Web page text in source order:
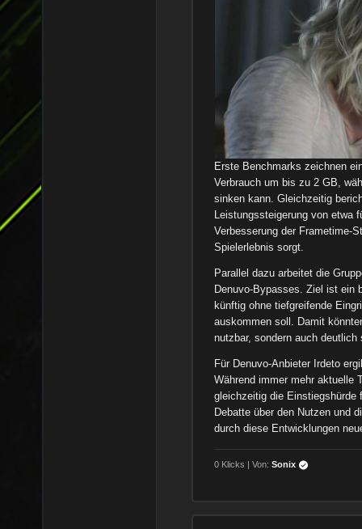
Erste Benchmarks zeichnen
Verbrauch um bis zu 2 GB,
sinken kann. Gleichzeitig
Leistungssteigerung von
Verbesserung der Frametime-
Spielerlebnis sorgt.
Parallel dazu arbeitet die
Denuvo-Bypasses. Ziel ist ein
künftig ohne tiefgreifende
auskommen soll. Damit
nutzbar, sondern auch deutlich
Für Denuvo-Anbieter Irdeto
Während immer mehr aktuelle
gleichzeitig die Einstiegshürde
Debatte über den Nutzen und
durch diese Entwicklungen
0 Klicks | Von:Sonix